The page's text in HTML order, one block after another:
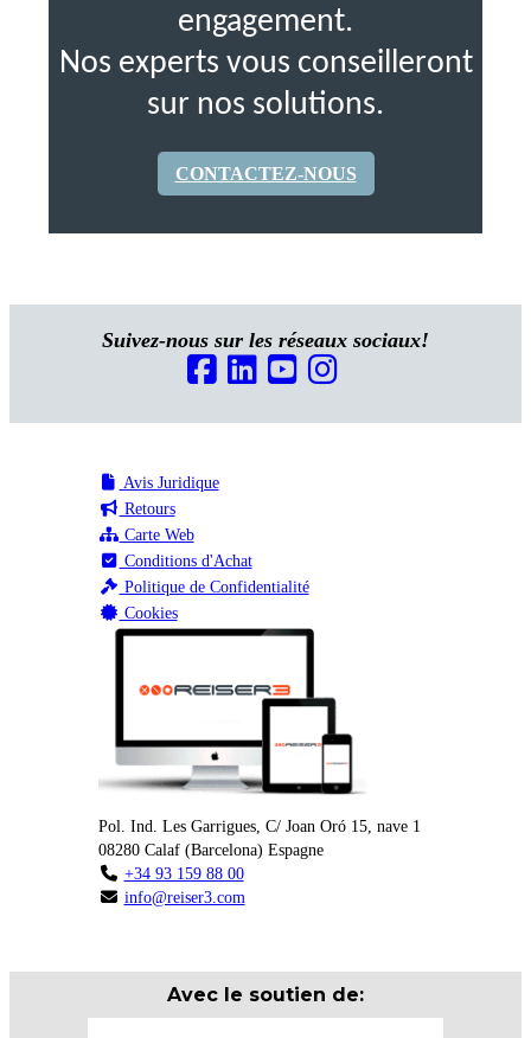
engagement.
Nos experts vous conseilleront
sur nos solutions.
CONTACTEZ-NOUS
Suivez-nous sur les réseaux sociaux!
Avis Juridique
Retours
Carte Web
Conditions d'Achat
Politique de Confidentialité
Cookies
Pol. Ind. Les Garrigues, C/ Joan Oró 15, nave 1
08280 Calaf (Barcelona) Espagne
+34 93 159 88 00
info@reiser3.com
Avec le soutien de: